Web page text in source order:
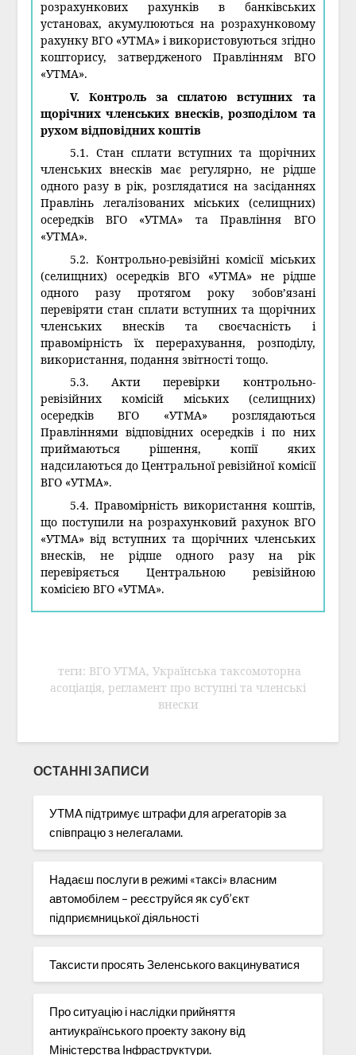
розрахункових рахунків в банківських
установах, акумулюються на розрахунковому
рахунку ВГО «УТМА» і використовуються згідно
кошторису, затвердженого Правлінням ВГО
«УТМА».
V. Контроль за сплатою вступних та
щорічних членських внесків, розподілом та
рухом відповідних коштів
5.1. Стан сплати вступних та щорічних
членських внесків має регулярно, не рідше
одного разу в рік, розглядатися на засіданнях
Правлінь легалізованих міських (селищних)
осередків ВГО «УТМА» та Правління ВГО
«УТМА».
5.2. Контрольно-ревізійні комісії міських
(селищних) осередків ВГО «УТМА» не рідше
одного разу протягом року зобов’язані
перевіряти стан сплати вступних та щорічних
членських внесків та своєчасність і
правомірність їх перерахування, розподілу,
використання, подання звітності тощо.
5.3. Акти перевірки контрольно-
ревізійних комісій міських (селищних)
осередків ВГО «УТМА» розглядаються
Правліннями відповідних осередків і по них
приймаються рішення, копії яких
надсилаються до Центральної ревізійної комісії
ВГО «УТМА».
5.4. Правомірність використання коштів,
що поступили на розрахунковий рахунок ВГО
«УТМА» від вступних та щорічних членських
внесків, не рідше одного разу на рік
перевіряється Центральною ревізійною
комісією ВГО «УТМА».
теги: ВГО УТМА, Українська таксомоторна
асоціація, регламент про вступні та членські
внески
ОСТАННІ ЗАПИСИ
УТМА підтримує штрафи для агрегаторів за
співпрацю з нелегалами.
Надаєш послуги в режимі «таксі» власним
автомобілем – реєструйся як суб’єкт
підприємницької діяльності
Таксисти просять Зеленського вакцинуватися
Про ситуацію і наслідки прийняття
антиукраїнського проекту закону від
Міністерства Інфраструктури.